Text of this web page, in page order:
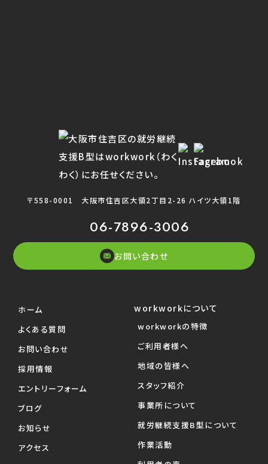
〒558-0001 大阪市住吉区大領2丁目2-26 ハイツ大領1階
06-7896-3006
お問い合わせ
ホーム
よくある質問
お問い合わせ
採用情報
エントリーフォーム
ブログ
お知らせ
アクセス
workworkについて
workworkの特徴
ご利用者様へ
地域の皆様へ
スタッフ紹介
事業所について
就労継続支援B型について
作業活動